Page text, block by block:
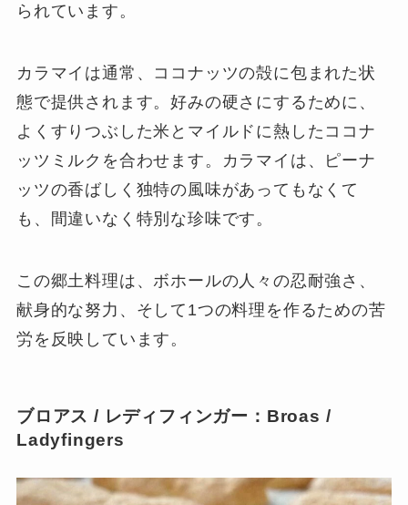
られています。
カラマイは通常、ココナッツの殻に包まれた状
態で提供されます。好みの硬さにするために、
よくすりつぶした米とマイルドに熱したココナ
ッツミルクを合わせます。カラマイは、ピーナ
ッツの香ばしく独特の風味があってもなくて
も、間違いなく特別な珍味です。
この郷土料理は、ボホールの人々の忍耐強さ、
献身的な努力、そして1つの料理を作るための苦
労を反映しています。
ブロアス / レディフィンガー：Broas /
Ladyfingers